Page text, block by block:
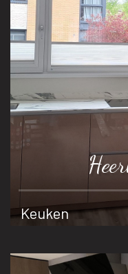
Keuken